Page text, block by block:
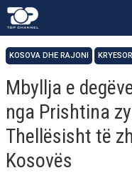
KOSOVA DHE RAJONI
Mbyllja e
nga Prishtina
Thellësisht të
Kosovës